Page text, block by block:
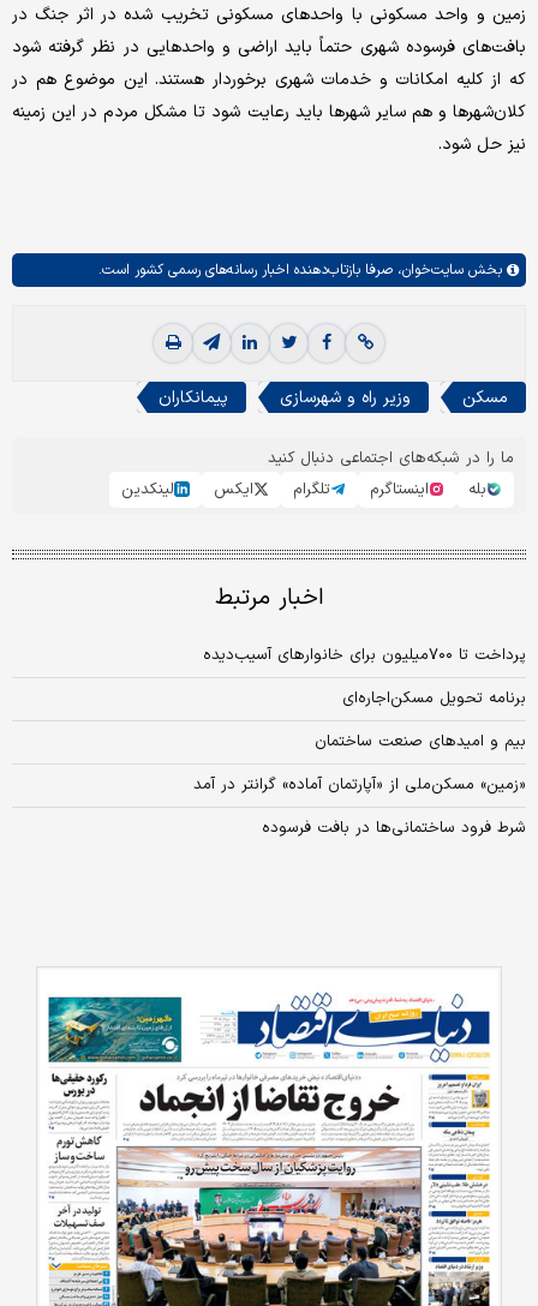
زمین و واحد مسکونی با واحدهای مسکونی تخریب شده در اثر جنگ در
بافت‌های فرسوده شهری حتماً باید اراضی و واحدهایی در نظر گرفته شود
که از کلیه امکانات و خدمات شهری برخوردار هستند. این موضوع هم در
کلان‌شهرها و هم سایر شهرها باید رعایت شود تا مشکل مردم در این زمینه
نیز حل شود.
بخش سایت‌خوان، صرفا بازتاب‌دهنده اخبار رسانه‌های رسمی کشور است.
مسکن وزیر راه و شهرسازی پیمانکاران
ما را در شبکه‌های اجتماعی دنبال کنید
بله
اینستاگرم تلگرام ایکس لینکدین
اخبار مرتبط
پرداخت تا ۷۰۰‌میلیون برای خانوارهای آسیب‌دیده
برنامه تحویل مسکن‌اجاره‌ای
بیم و امیدهای صنعت ساختمان
«زمین» مسکن‌ملی از «آپارتمان آماده» گرانتر در آمد
شرط فرود ساختمانی‌ها در بافت فرسوده